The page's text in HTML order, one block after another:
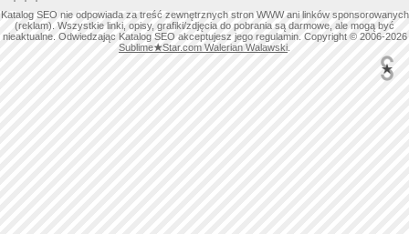
Katalog SEO nie odpowiada za treść zewnętrznych stron WWW ani linków sponsorowanych
(reklam). Wszystkie linki, opisy, grafiki/zdjęcia do pobrania są darmowe, ale mogą być
nieaktualne. Odwiedzając Katalog SEO akceptujesz jego regulamin. Copyright © 2006-2026
Sublime★Star.com Walerian Walawski